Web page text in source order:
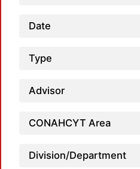
Date
Type
Advisor
CONAHCYT Area
Division/Department